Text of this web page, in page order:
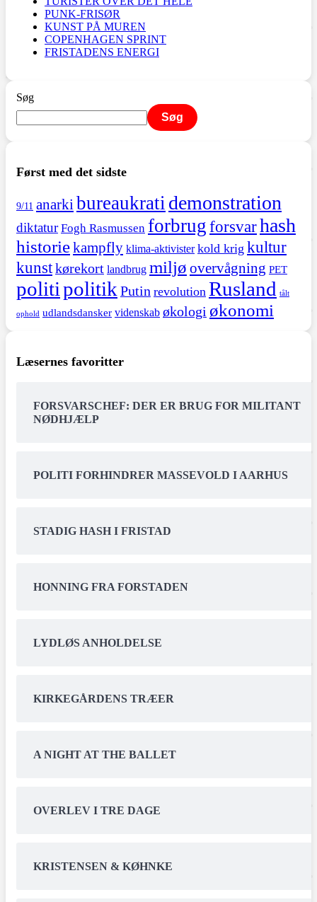
PUNK-FRISØR
KUNST PÅ MUREN
COPENHAGEN SPRINT
FRISTADENS ENERGI
Søg
Søg
Først med det sidste
9/11 anarkibureaukrati demonstration
diktatur Fogh Rasmussen forbrugforsvarhash
historiekampfly klima-aktivister kold krig kultur
kunstkørekort landbrug miljø overvågning PET
politipolitikPutin revolution Rusland tålt
ophold udlandsdansker videnskab økologi økonomi
Læsernes favoritter
FORSVARSCHEF: DER ER BRUG FOR MILITANT
NØDHJÆLP
POLITI FORHINDRER MASSEVOLD I AARHUS
STADIG HASH I FRISTAD
HONNING FRA FORSTADEN
LYDLØS ANHOLDELSE
KIRKEGÅRDENS TRÆER
A NIGHT AT THE BALLET
OVERLEV I TRE DAGE
KRISTENSEN & KØHNKE